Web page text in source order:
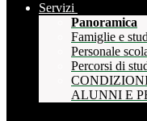
Servizi
Panoramica
Famiglie e
Personale
Percorsi di
ALUNNI E